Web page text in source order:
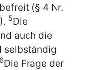
(§ 4 Nr.
5Die
auch die
selbständig
6Die Frage der